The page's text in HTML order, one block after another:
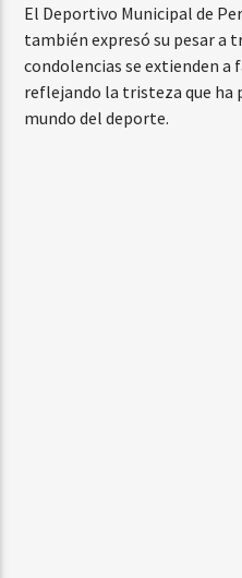
El Deportivo Municipal de
también expresó su pesar a
condolencias se extienden a
reflejando la tristeza que ha
mundo del deporte.